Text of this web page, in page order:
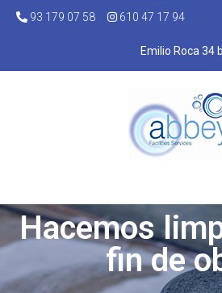
93 179 07 58 610 47 17 94
Emilio Roca 34
Hacemos
fin de